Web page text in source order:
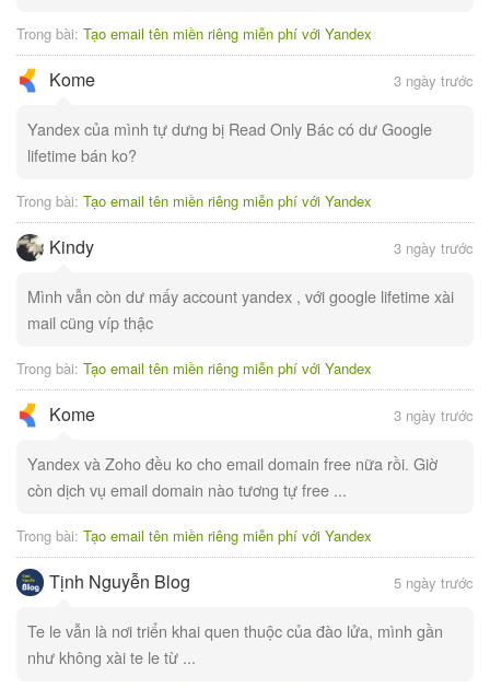
Trong bài: Tạo email tên miền riêng miễn phí với Yandex
Kome 3 ngày trước
Yandex của mình tự dưng bị Read Only Bác có dư Google
lifetime bán ko?
Trong bài: Tạo email tên miền riêng miễn phí với Yandex
Kindy 3 ngày trước
Mình vẫn còn dư mấy account yandex , với google lifetime xài
mail cũng víp thậc
Trong bài: Tạo email tên miền riêng miễn phí với Yandex
Kome 3 ngày trước
Yandex và Zoho đều ko cho email domain free nữa rồi. Giờ
còn dịch vụ email domain nào tương tự free ...
Trong bài: Tạo email tên miền riêng miễn phí với Yandex
Tịnh Nguyễn Blog 5 ngày trước
Te le vẫn là nơi triển khai quen thuộc của đào lửa, mình gần
như không xài te le từ ...